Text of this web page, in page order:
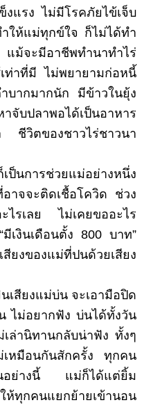
แรง ไม่มีโรคภัยไข้เจ็บ
ให้แม่ทุกข์ใจ ก็ไม่ได้ทำ
ม้จะมีอาชีพทำนาทำไร่
ท่าที่มี ไม่พยายามก่อหนี้
บากมากนัก มีข้าวในยุ้ง
บปลาพอได้เป็นอาหาร
ชีวิตของชาวไร่ชาวนา
ป็นการช่วยแม่อย่างหนึ่ง
าจจะติดเชื้อโควิด ช่วง
ไรเลย ไม่เคยขออะไร
เงินเดือนตั้ง 800 บาท”
ยงของแม่ที่ปนด้วยเสียง
เสียงแม่บ่น จะเอามือปิด
ไม่อยากฟัง บ่นได้ทั้งวัน
ล่านิทานกลับน่าฟัง ทั้งๆ
เหมือนกันสักครั้ง ทุกคน
นอย่างนี้ แม่ก็ได้แต่ยิ้ม
ห้ทุกคนแยกย้ายเข้านอน